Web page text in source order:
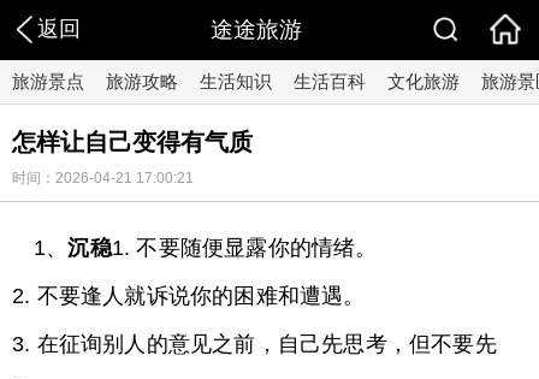
返回 途途旅游
旅游景点 旅游攻略 生活知识 生活百科 文化旅游 旅游景
怎样让自己变得有气质
时间：2026-04-21 17:00:21
1、沉稳1. 不要随便显露你的情绪。
2. 不要逢人就诉说你的困难和遭遇。
3. 在征询别人的意见之前，自己先思考，但不要先